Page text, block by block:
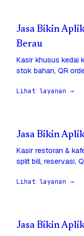
Jasa Bikin
Berau
Kasir khusus kedai
stok bahan, QR
Lihat layanan →
Jasa Bikin
Kasir restoran &
split bill, reservasi,
Lihat layanan →
Jasa Bikin